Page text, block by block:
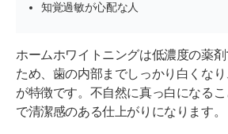
知覚過敏が心配な人
ホームホワイトニングは低濃度の薬
ため、歯の内部までしっかり白くな
が特徴です。不自然に真っ白になる
で清潔感のある仕上がりになります。